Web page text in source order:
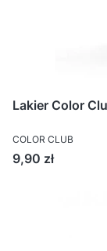
Lakier Color
COLOR CLUB
Cena
9,90 zł